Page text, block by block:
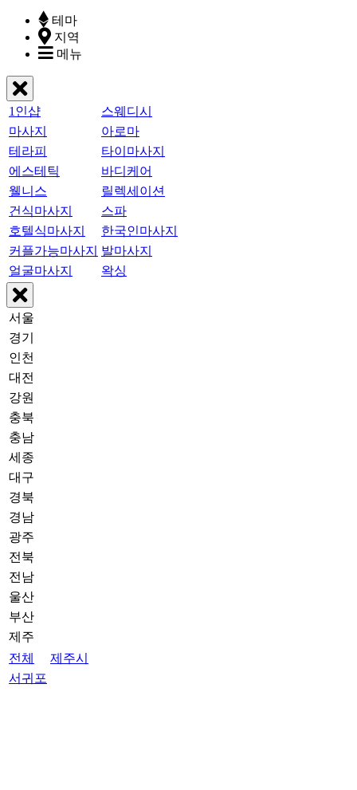
테마
지역
메뉴
1인샵
스웨디시
마사지
아로마
테라피
타이마사지
에스테틱
바디케어
웰니스
릴렉세이션
건식마사지
스파
호텔식마사지
한국인마사지
커플가능마사지
발마사지
얼굴마사지
왁싱
서울
경기
인천
대전
강원
충북
충남
세종
대구
경북
경남
광주
전북
전남
울산
부산
제주
전체
제주시
서귀포